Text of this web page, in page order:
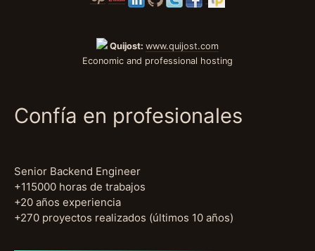
Quijost: www.quijost.com
Economic and professional hosting
Confía en profesionales
Senior Backend Engineer
+115000 horas de trabajos
+20 años experiencia
+270 proyectos realizados (últimos 10 años)